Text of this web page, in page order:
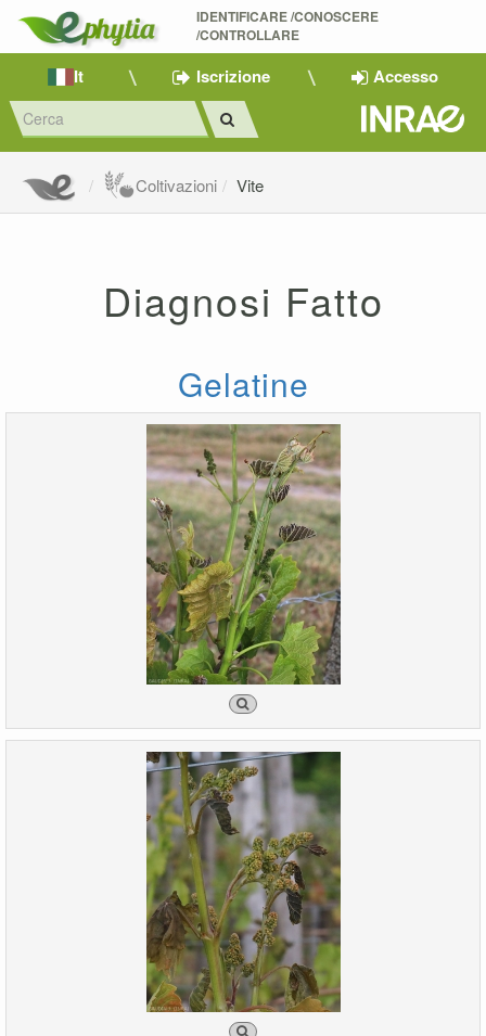
IDENTIFICARE /CONOSCERE
/CONTROLLARE
It Iscrizione Accesso
Coltivazioni Vite
Diagnosi Fatto
Gelatine